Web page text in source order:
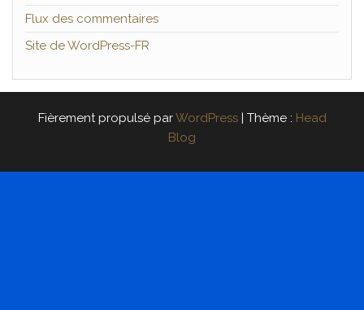
Flux des commentaires
Site de WordPress-FR
Fièrement propulsé parWordPress | Thème : Head
Blog